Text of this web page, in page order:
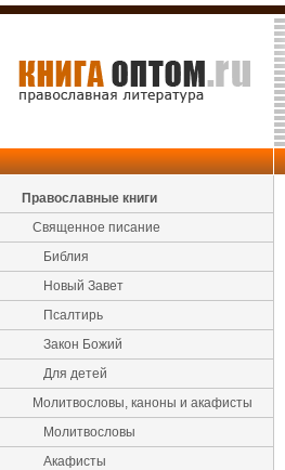
Православные книги
Священное писание
Библия
Новый Завет
Псалтирь
Закон Божий
Для детей
Молитвословы, каноны и акафисты
Молитвословы
Акафисты